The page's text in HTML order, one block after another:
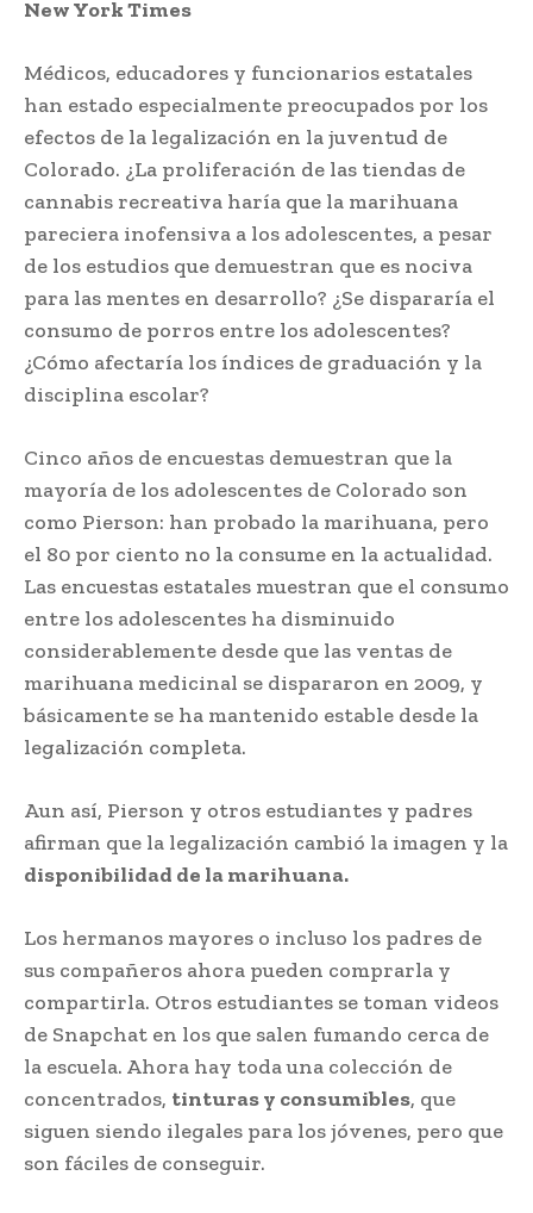
New York Times
Médicos, educadores y funcionarios estatales
han estado especialmente preocupados por los
efectos de la legalización en la juventud de
Colorado. ¿La proliferación de las tiendas de
cannabis recreativa haría que la marihuana
pareciera inofensiva a los adolescentes, a pesar
de los estudios que demuestran que es nociva
para las mentes en desarrollo? ¿Se dispararía el
consumo de porros entre los adolescentes?
¿Cómo afectaría los índices de graduación y la
disciplina escolar?
Cinco años de encuestas demuestran que la
mayoría de los adolescentes de Colorado son
como Pierson: han probado la marihuana, pero
el 80 por ciento no la consume en la actualidad.
Las encuestas estatales muestran que el consumo
entre los adolescentes ha disminuido
considerablemente desde que las ventas de
marihuana medicinal se dispararon en 2009, y
básicamente se ha mantenido estable desde la
legalización completa.
Aun así, Pierson y otros estudiantes y padres
afirman que la legalización cambió la imagen y la
disponibilidad de la marihuana.
Los hermanos mayores o incluso los padres de
sus compañeros ahora pueden comprarla y
compartirla. Otros estudiantes se toman videos
de Snapchat en los que salen fumando cerca de
la escuela. Ahora hay toda una colección de
concentrados, tinturas y consumibles, que
siguen siendo ilegales para los jóvenes, pero que
son fáciles de conseguir.